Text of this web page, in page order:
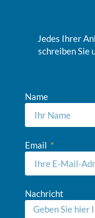
Jedes Ihrer
schreiben Sie
Name
Email
Nachricht